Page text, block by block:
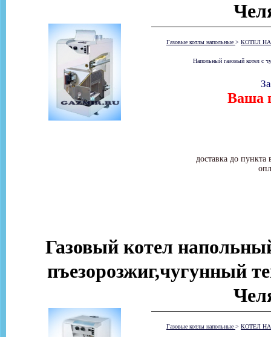
Газовые котлы напольные > КОТЕЛ
Напольный газовый котел с
Ваша
доставка до
Газовый котел
пъезорозжиг,чугунный
Газовые котлы напольные > КОТЕЛ